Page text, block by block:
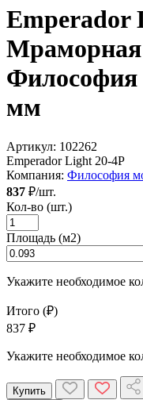
Emperador
Мраморная
Философия
мм
Артикул: 102262
Emperador Light 20-4P
Компания: Философия
837 ₽/шт.
Кол-во (шт.)
Площадь (м2)
Укажите необходимое
Итого (₽)
837 ₽
Укажите необходимое
Купить